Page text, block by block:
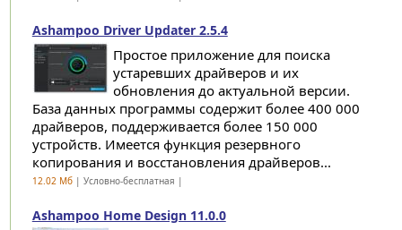
Ashampoo Driver Updater 2.5.4
Простое приложение для поиска
устаревших драйверов и их
обновления до актуальной версии.
База данных программы содержит более 400 000
драйверов, поддерживается более 150 000
устройств. Имеется функция резервного
копирования и восстановления драйверов...
12.02 Мб| Условно-бесплатная |
Ashampoo Home Design 11.0.0